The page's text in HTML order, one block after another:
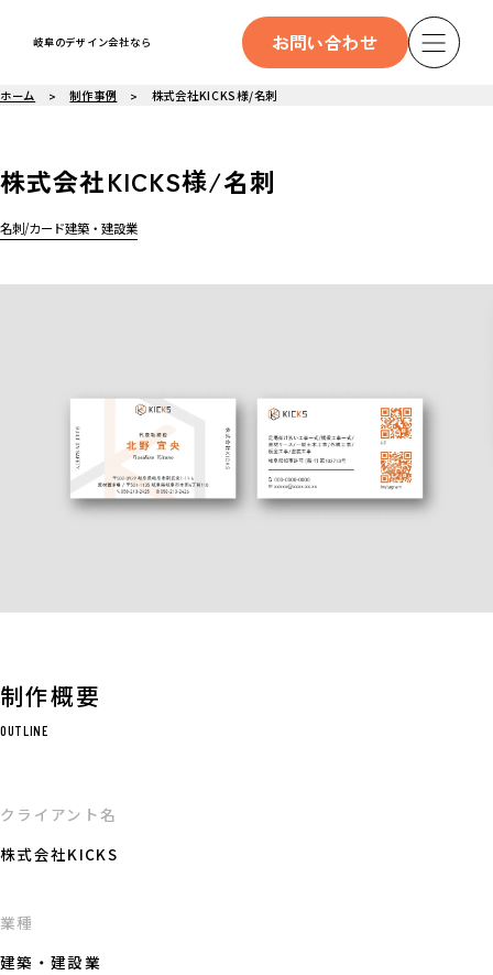
岐阜のデザイン会社なら お問い合わせ
ホーム 制作事例 株式会社KICKS様/名刺
株式会社KICKS様/名刺
名刺/カード建築・建設業
制作概要
OUTLINE
クライアント名
株式会社KICKS
業種
建築・建設業